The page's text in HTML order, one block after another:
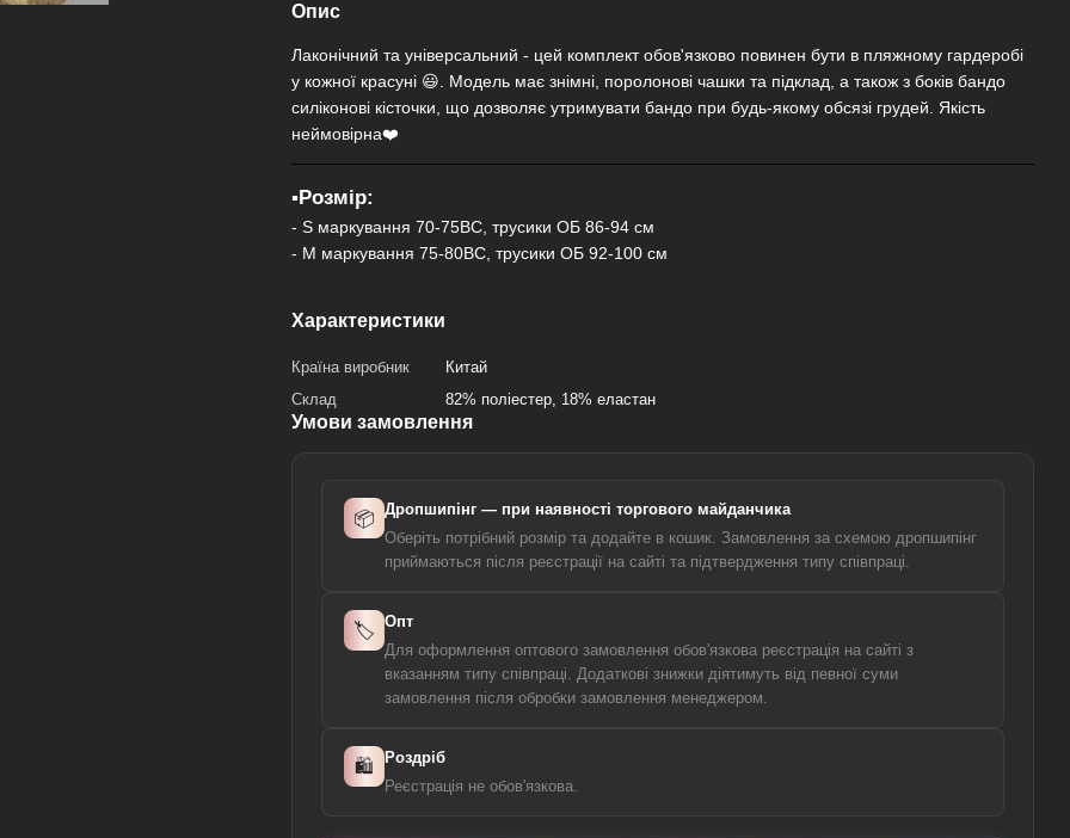
Опис
Лаконічний та універсальний - цей комплект обов'язково повинен бути в пляжному гардеробі
у кожної красуні 😃. Модель має знімні, поролонові чашки та підклад, а також з боків бандо
силіконові кісточки, що дозволяє утримувати бандо при будь-якому обсязі грудей. Якість
неймовірна❤️
▪️Розмір:
- S маркування 70-75ВС, трусики ОБ 86-94 см
- M маркування 75-80ВС, трусики ОБ 92-100 см
Характеристики
Країна виробник
Китай
Склад
82% поліестер, 18% еластан
Умови замовлення
📦 Дропшипінг — при наявності торгового майданчика
Оберіть потрібний розмір та додайте в кошик. Замовлення за схемою дропшипінг
приймаються після реєстрації на сайті та підтвердження типу співпраці.
🏷️ Опт
Для оформлення оптового замовлення обов'язкова реєстрація на сайті з
вказанням типу співпраці. Додаткові знижки діятимуть від певної суми
замовлення після обробки замовлення менеджером.
🛍️ Роздріб
Реєстрація не обов'язкова.